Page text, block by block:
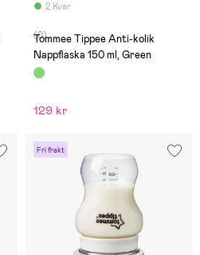
2 Kvar
(0)
Tommee Tippee Anti-kolik
Nappflaska 150 ml, Green
129 kr
Fri frakt